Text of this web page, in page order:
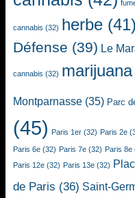
cannabis (32) herbe (41)
Défense (39) Le
cannabis (32) marijuana
Montparnasse (35) Parc
(45) Paris 1er (32) Paris 2e
Paris 6e (32) Paris 7e (32) Paris 8e
Paris 12e (32) Paris 13e (32)
de Paris (36) Saint-